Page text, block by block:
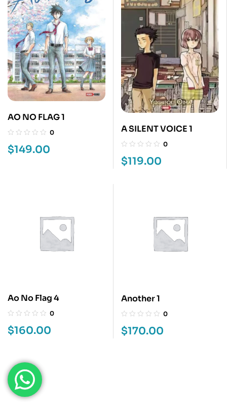
AO NO FLAG 1
0
$149.00
A SILENT VOICE 1
0
$119.00
Ao No Flag 4
0
$160.00
Another 1
0
$170.00